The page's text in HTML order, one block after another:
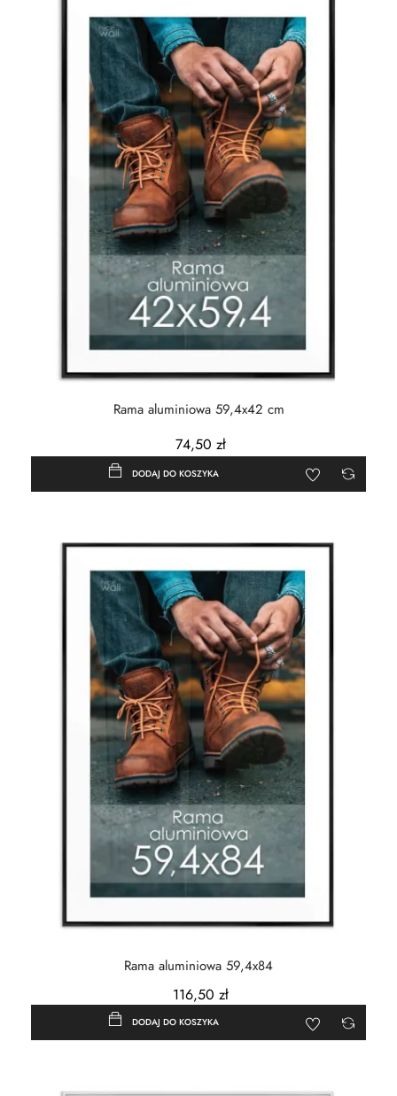
Rama aluminiowa 59,4x42 cm
74,50 zł
DODAJ DO KOSZYKA
Rama aluminiowa 59,4x84
116,50 zł
DODAJ DO KOSZYKA